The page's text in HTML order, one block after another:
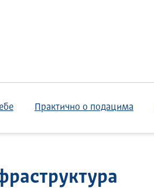
Практично о подацима